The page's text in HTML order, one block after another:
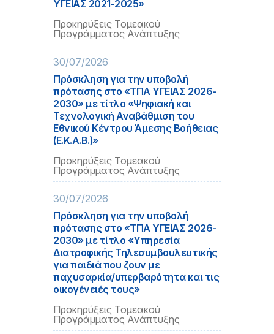
ΥΓΕΙΑΣ 2021-2025»
Προκηρύξεις Τομεακού
Προγράμματος Ανάπτυξης
30/07/2026
Πρόσκληση για την υποβολή
πρότασης στο «ΤΠΑ ΥΓΕΙΑΣ 2026-
2030» με τίτλο «Ψηφιακή και
Τεχνολογική Αναβάθμιση του
Εθνικού Κέντρου Άμεσης Βοήθειας
(Ε.Κ.Α.Β.)»
Προκηρύξεις Τομεακού
Προγράμματος Ανάπτυξης
30/07/2026
Πρόσκληση για την υποβολή
πρότασης στο «ΤΠΑ ΥΓΕΙΑΣ 2026-
2030» με τίτλο «Υπηρεσία
Διατροφικής Τηλεσυμβουλευτικής
για παιδιά που ζουν με
παχυσαρκία/υπερβαρότητα και τις
οικογένειές τους»
Προκηρύξεις Τομεακού
Προγράμματος Ανάπτυξης